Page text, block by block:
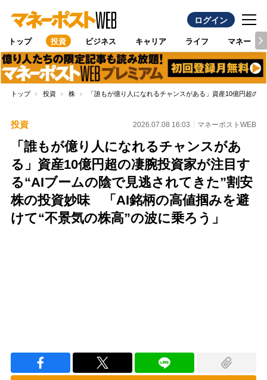
ログイン
トップ 投資 ビジネス キャリア ライフ マネー
トップ 投資 株 「誰もが億り人になれるチャンスがある」資産10億円超の
投資 2026.07.08 16:03 マネーポストWEB
「誰もが億り人になれるチャンスがあ
る」資産10億円超の凄腕投資家が注目す
る“AIブームの陰で見逃されてきた”割安
株の投資妙味 「AI銘柄の高値掴みを避
けて“不景気の株高”の波に乗ろう」